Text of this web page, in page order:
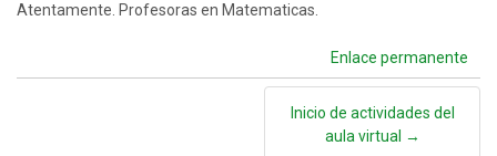
Atentamente. Profesoras en Matematicas.
Enlace permanente
Inicio de actividades del
aula virtual →